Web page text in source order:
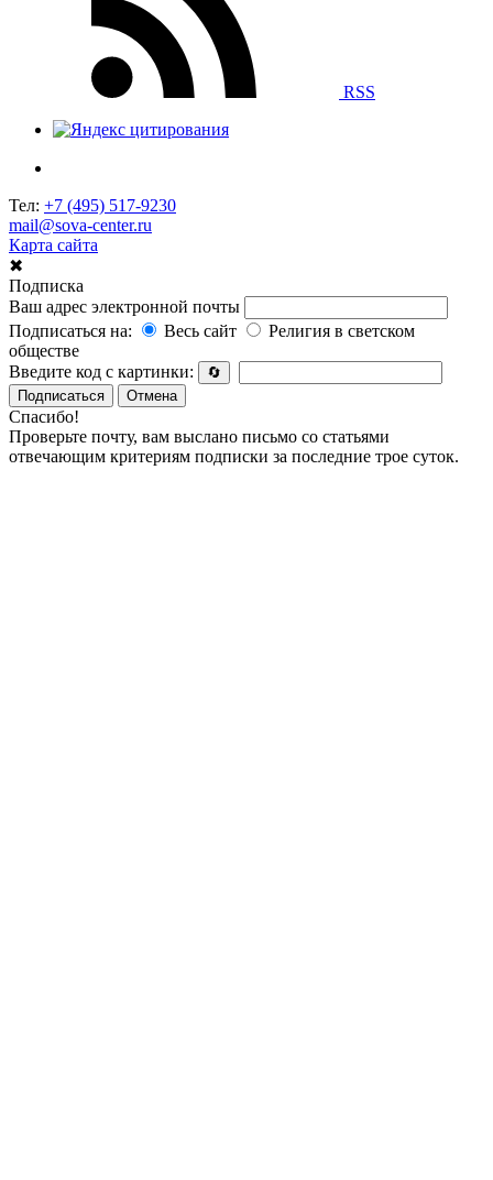
RSS
Тел: +7 (495) 517-9230
mail@sova-center.ru
Карта сайта
✖
Подписка
Ваш адрес электронной почты
Подписаться на:
Весь сайт
Религия в светском
обществе
Введите код с картинки:
🔄
Подписаться
Отмена
Спасибо!
Проверьте почту, вам выслано письмо со статьями
отвечающим критериям подписки за последние трое суток.